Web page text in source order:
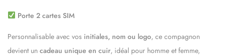
Porte 2 cartes SIM
Personnalisable avec vos initiales, nom ou logo, ce compagnon
devient un cadeau unique en cuir, idéal pour homme et femme,